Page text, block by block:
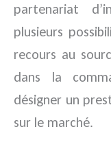
partenariat
plusieurs
recours au
dans la
désigner un
sur le marché.